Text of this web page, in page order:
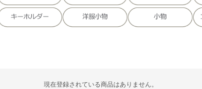
現在登録されている商品はありません。